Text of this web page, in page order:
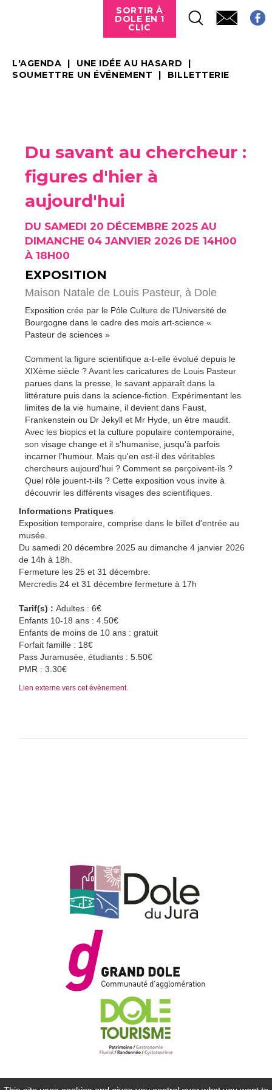
SORTIR À
DOLE EN 1
CLIC
L'AGENDA
UNE IDÉE AU HASARD
SOUMETTRE UN ÉVÉNEMENT
BILLETTERIE
Du savant au chercheur :
figures d'hier à
aujourd'hui
DU SAMEDI 20 DÉCEMBRE 2025 AU
DIMANCHE 04 JANVIER 2026 DE 14H00
À 18H00
EXPOSITION
Maison Natale de Louis Pasteur, à Dole
Exposition crée par le Pôle Culture de l’Université de
Bourgogne dans le cadre des mois art-science «
Pasteur de sciences »
Comment la figure scientifique a-t-elle évolué depuis le
XIXème siècle ? Avant les caricatures de Louis Pasteur
parues dans la presse, le savant apparaît dans la
littérature puis dans la science-fiction. Expérimentant les
limites de la vie humaine, il devient dans Faust,
Frankenstein ou Dr Jekyll et Mr Hyde, un être maudit.
Avec les biopics et la culture populaire contemporaine,
son visage change et il s'humanise, jusqu'à parfois
incarner l'humour. Mais qu'en est-il des véritables
chercheurs aujourd'hui ? Comment se perçoivent-ils ?
Quel rôle jouent-t-ils ? Cette exposition vous invite à
découvrir les différents visages des scientifiques.
Informations Pratiques
Exposition temporaire, comprise dans le billet d'entrée au
musée.
Du samedi 20 décembre 2025 au dimanche 4 janvier 2026
de 14h à 18h.
Fermeture les 25 et 31 décembre.
Mercredis 24 et 31 décembre fermeture à 17h
Tarif(s) : Adultes : 6€
Enfants 10-18 ans : 4.50€
Enfants de moins de 10 ans : gratuit
Forfait famille : 18€
Pass Juramusée, étudiants : 5.50€
PMR : 3.30€
Lien externe vers cet évènement.